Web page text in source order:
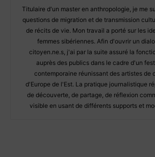
Titulaire d'un master en anthropologie, je me
questions de migration et de transmission
de récits de vie. Mon travail a porté sur les
femmes sibériennes. Afin d'ouvrir un
citoyen.ne.s, j'ai par la suite assuré la
auprès des publics dans le cadre d'un
contemporaine réunissant des artistes de
d'Europe de l'Est. La pratique journalistique
de découverte, de partage, de réflexion
visible en usant de différents supports et